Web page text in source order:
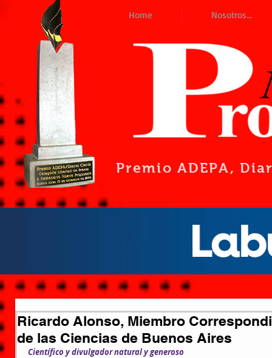
Home Nosotros...
Premio ADEPA,
Ricardo Alonso, Miembro
de las Ciencias de Buenos Aires
Científico y divulgador natural y generoso